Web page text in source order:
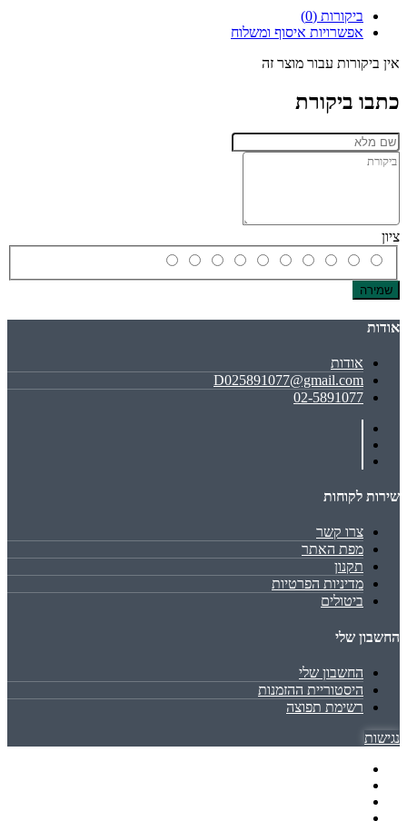
ביקורות (0)
אפשרויות איסוף ומשלוח
אין ביקורות עבור מוצר זה
כתבו ביקורת
ציון
שמירה
אודות
אודות
D025891077@gmail.com
02-5891077
שירות לקוחות
צרו קשר
מפת האתר
תקנון
מדיניות הפרטיות
ביטולים
החשבון שלי
החשבון שלי
היסטוריית ההזמנות
רשימת תפוצה
נגישות